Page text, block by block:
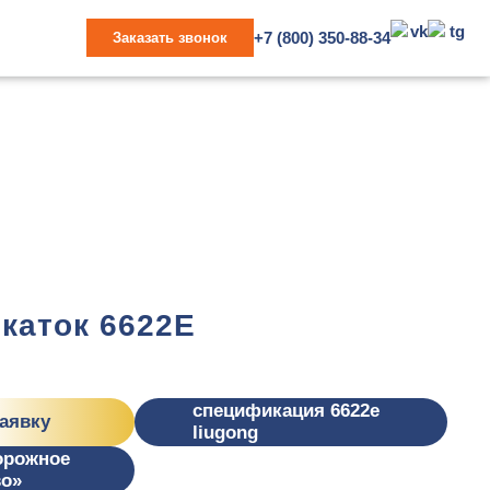
Заказать звонок +7 (800) 350-88-34
6622E
спецификация 6622e
liugong